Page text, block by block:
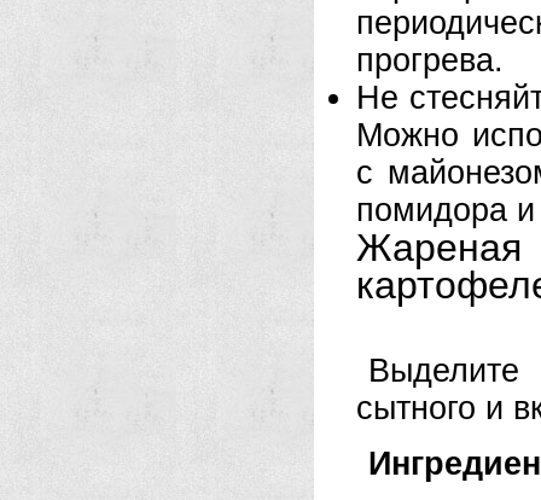
прогрева.
Не
Можно
с
помидора и
Жареная
Выделите
сытного и